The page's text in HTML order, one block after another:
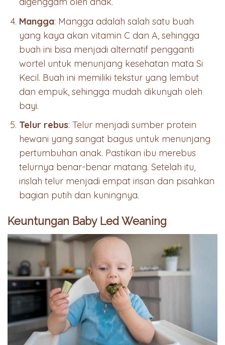
Mangga: Mangga adalah salah satu buah
yang kaya akan vitamin C dan A, sehingga
buah ini bisa menjadi alternatif pengganti
wortel untuk menunjang kesehatan mata Si
Kecil. Buah ini memiliki tekstur yang lembut
dan empuk, sehingga mudah dikunyah oleh
bayi.
Telur rebus: Telur menjadi sumber protein
hewani yang sangat bagus untuk menunjang
pertumbuhan anak. Pastikan ibu merebus
telurnya benar-benar matang. Setelah itu,
irislah telur menjadi empat irisan dan pisahkan
bagian putih dan kuningnya.
Keuntungan Baby Led Weaning